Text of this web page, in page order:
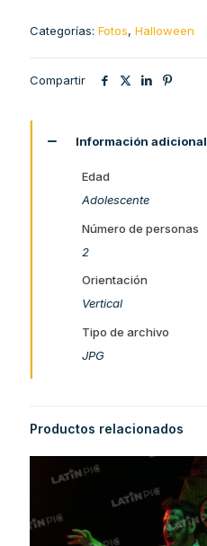
Categorías: Fotos, Halloween
Compartir
Información adicional
Edad
Adolescente
Número de personas
2
Orientación
Vertical
Tipo de archivo
JPG
Productos relacionados